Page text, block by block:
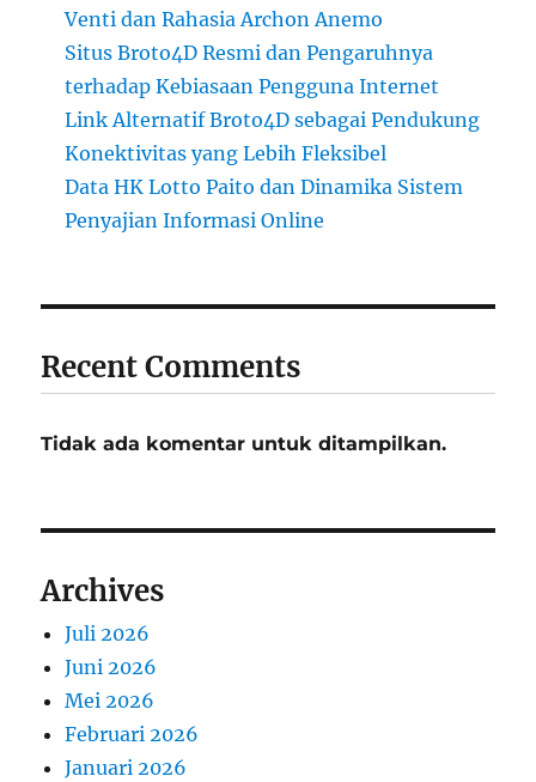
Venti dan Rahasia Archon Anemo
Situs Broto4D Resmi dan Pengaruhnya
terhadap Kebiasaan Pengguna Internet
Link Alternatif Broto4D sebagai Pendukung
Konektivitas yang Lebih Fleksibel
Data HK Lotto Paito dan Dinamika Sistem
Penyajian Informasi Online
Recent Comments
Tidak ada komentar untuk ditampilkan.
Archives
Juli 2026
Juni 2026
Mei 2026
Februari 2026
Januari 2026